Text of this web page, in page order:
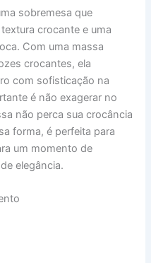
sobremesa que
crocante e uma
Com uma massa
crocantes, ela
com sofisticação na
é não exagerar no
não perca sua crocância
forma, é perfeita para
um momento de
elegância.